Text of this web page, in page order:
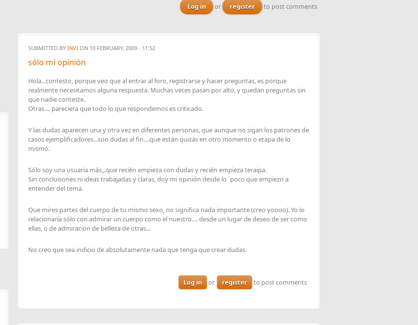
Log in
or register to post comments
SUBMITTED BY INVI ON 10 FEBRUARY, 2009 - 11:52
sólo mi opinión
Hola...contesto, porque veo que al entrar al foro, registrarse y hacer preguntas, es porque
realmente necesitamos alguna respuesta. Muchas veces pasan por alto, y quedan preguntas sin
que nadie conteste.
Otras.... pareciera que todo lo que respondemos es criticado.
Y las dudas aparecen una y otra vez en diferentes personas, que aunque no sigan los patrones de
casos ejemplificadores...son dudas al fin....que están quizás en otro momento o etapa de lo
mismo.
Sólo soy una usuaria más,,.que recién empieza con dudas y recién empieza teraipa.
Sin concluisones ni ideas trabajadas y claras, doy mi opinión desde lo ´poco que empiezo a
entender del tema.
Que mires partes del cuerpo de tu mismo sexo, no significa nada importante (creo yoooo). Yo lo
relacionaría sólo con admirar un cuerpo como el nuestro.... desde un lugar de deseo de ser como
ellas, o de admiración de belleza de otras...
No creo que sea indicio de absolutamente nada que tenga que crear dudas.
Log in or register to post comments